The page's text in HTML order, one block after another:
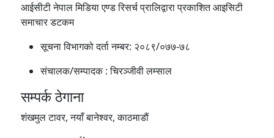
आईसीटी नेपाल मिडिया एण्ड रिसर्च प्रालिद्वारा प्रकाशित आइसिटी
समाचार डटकम
सूचना विभागको दर्ता नम्बर: २०८९/०७७-७८
संचालक/सम्पादक :चिरञ्जीवी लम्साल
सम्पर्क ठेगाना
शंखमुल टावर, नयाँ बानेश्वर, काठमाडौं